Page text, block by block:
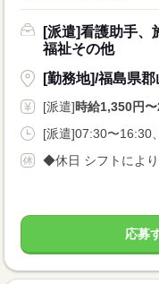
[派遣]看護助手、
福祉その他
[勤務地]/福島県
[派遣]時給1,350円
[派遣]07:30〜16:30
◆休日 シフトによ
応募